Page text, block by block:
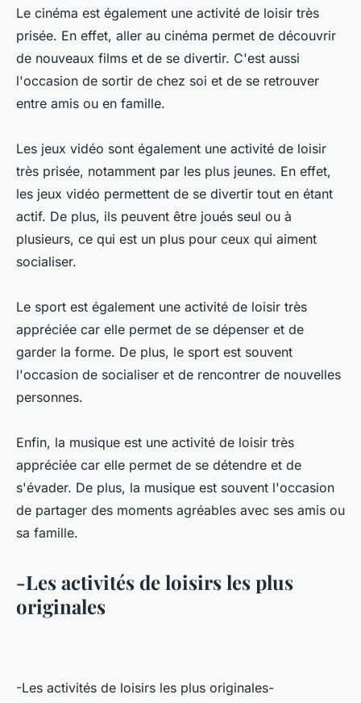
Le cinéma est également une activité de loisir très
prisée. En effet, aller au cinéma permet de découvrir
de nouveaux films et de se divertir. C'est aussi
l'occasion de sortir de chez soi et de se retrouver
entre amis ou en famille.
Les jeux vidéo sont également une activité de loisir
très prisée, notamment par les plus jeunes. En effet,
les jeux vidéo permettent de se divertir tout en étant
actif. De plus, ils peuvent être joués seul ou à
plusieurs, ce qui est un plus pour ceux qui aiment
socialiser.
Le sport est également une activité de loisir très
appréciée car elle permet de se dépenser et de
garder la forme. De plus, le sport est souvent
l'occasion de socialiser et de rencontrer de nouvelles
personnes.
Enfin, la musique est une activité de loisir très
appréciée car elle permet de se détendre et de
s'évader. De plus, la musique est souvent l'occasion
de partager des moments agréables avec ses amis ou
sa famille.
-Les activités de loisirs les plus
originales
-Les activités de loisirs les plus originales-